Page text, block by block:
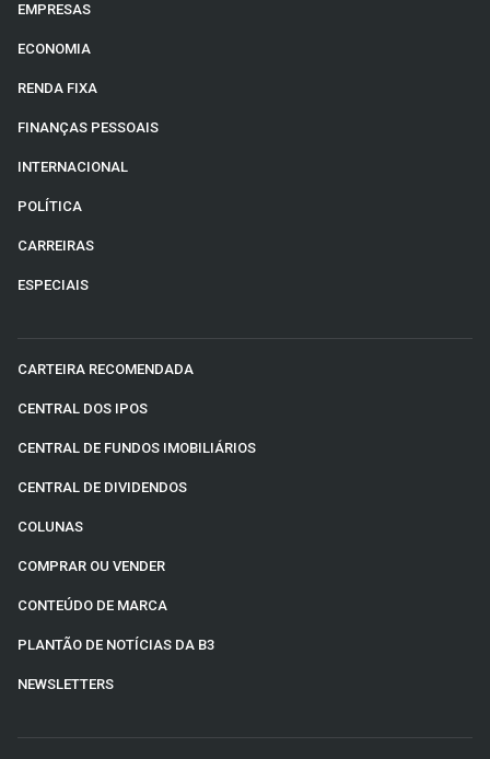
EMPRESAS
ECONOMIA
RENDA FIXA
FINANÇAS PESSOAIS
INTERNACIONAL
POLÍTICA
CARREIRAS
ESPECIAIS
CARTEIRA RECOMENDADA
CENTRAL DOS IPOS
CENTRAL DE FUNDOS IMOBILIÁRIOS
CENTRAL DE DIVIDENDOS
COLUNAS
COMPRAR OU VENDER
CONTEÚDO DE MARCA
PLANTÃO DE NOTÍCIAS DA B3
NEWSLETTERS